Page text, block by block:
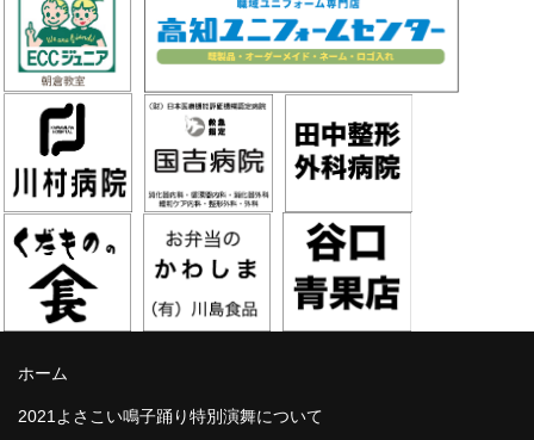
ホーム
2021よさこい鳴子踊り特別演舞について